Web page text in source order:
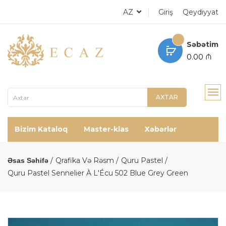
AZ Giriş Qeydiyyat
Səbətim
0.00 ₼
AXTAR
Bizim Kataloq Master-klas Xəbərlər
Əsas Səhifə Qrafika Və Rəsm
Quru Pastel
Quru Pastel Sennelier À L'Écu 502 Blue Grey Green